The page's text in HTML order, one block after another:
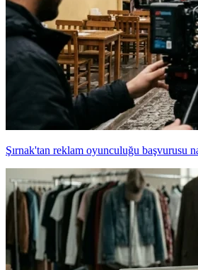
Şırnak'tan reklam oyunculuğu başvurusu